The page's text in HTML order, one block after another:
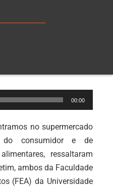
00:00
no supermercado
do consumidor e de
ressaltaram
ambos da Faculdade
(FEA) da Universidade